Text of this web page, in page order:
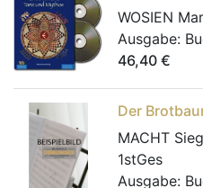
WOSIEN
Ausgabe:
46,40 €
Der
MACHT
1stGes
Ausgabe: